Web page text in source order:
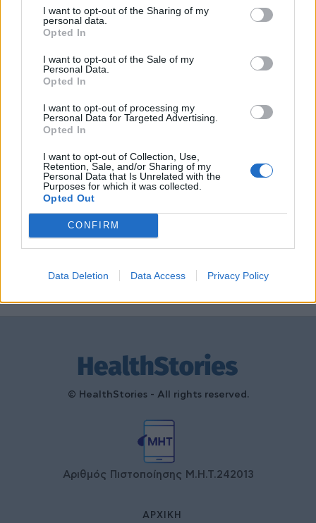
I want to opt-out of the Sharing of my
personal data.
Opted In
I want to opt-out of the Sale of my
Personal Data.
Opted In
I want to opt-out of processing my
Personal Data for Targeted Advertising.
Opted In
I want to opt-out of Collection, Use,
Retention, Sale, and/or Sharing of my
Personal Data that Is Unrelated with the
Purposes for which it was collected.
Opted Out
CONFIRM
Data Deletion Data Access Privacy Policy
Μεταπροπονητική πείνα: Ο λόγος
που θέλεις να καταβροχθίσεις τα
πάντα μετά την άσκηση
27 Φεβρουαρίου 2026
Ωρίων – Σπάνια νοσήματα
συνδέονται με μνημεία που
διαμόρφωσαν την ιστορία και το
27 Φεβρουαρίου 2026
Γεωργιάδης: Πολλαπλά οφέλη από
ιδιωτικού τομέα
27 Φεβρουαρίου 2026
© HealthStories - All rights reserved.
Αριθμός Πιστοποίησης Μ.Η.Τ.242013
ΑΡΧΙΚΉ